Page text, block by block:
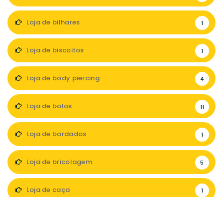
Loja de bilhares 1
Loja de biscoitos 1
Loja de body piercing 4
Loja de bolos 11
Loja de bordados 1
Loja de bricolagem 5
Loja de caça 1